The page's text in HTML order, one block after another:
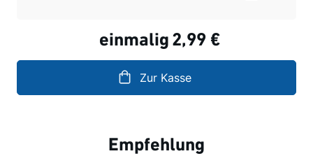
einmalig 2,99 €
Zur Kasse
Empfehlung